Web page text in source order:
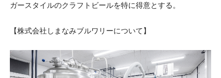
ガースタイルのクラフトビールを特に得意とする。
【株式会社しまなみブルワリーについて】